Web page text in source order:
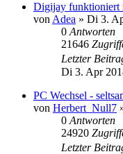
Digijay funktioniert
von Adea » Di 3.
0 Antworten
21646
Letzter
Di 3. Apr
PC Wechsel -
von Herbert_Null7
0 Antworten
24920
Letzter